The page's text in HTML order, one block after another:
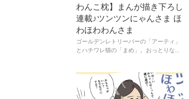
わんこ枕】まんが描き下ろし
連載♪ツンツンにゃんさま ほ
わほわわんさま
ゴールデンレトリーバーの「アーティ」
とハチワレ猫の「まめ」。おっとりな...